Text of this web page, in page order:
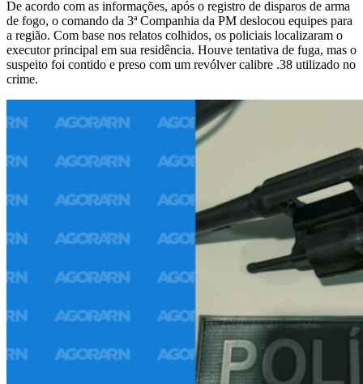
De acordo com as informações, após o registro de disparos de arma
de fogo, o comando da 3ª Companhia da PM deslocou equipes para
a região. Com base nos relatos colhidos, os policiais localizaram o
executor principal em sua residência. Houve tentativa de fuga, mas o
suspeito foi contido e preso com um revólver calibre .38 utilizado no
crime.